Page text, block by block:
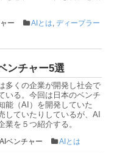
ー AIとは,ディープラー
ンチャー5選
多くの企業が開発し社会で
いる。今回は日本のベンチ
能（AI）を開発していた
していたりしているが、AI
業を５つ紹介する。
AIベンチャー AIとは